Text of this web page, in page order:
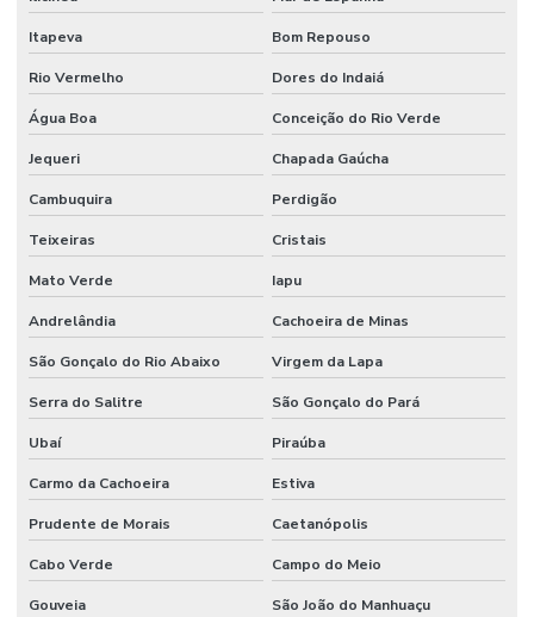
Itapeva Bom Repouso
Rio Vermelho Dores do Indaiá
Água Boa Conceição do Rio Verde
Jequeri Chapada Gaúcha
Cambuquira Perdigão
Teixeiras Cristais
Mato Verde Iapu
Andrelândia Cachoeira de Minas
São Gonçalo do Rio Abaixo Virgem da Lapa
Serra do Salitre São Gonçalo do Pará
Ubaí Piraúba
Carmo da Cachoeira Estiva
Prudente de Morais Caetanópolis
Cabo Verde Campo do Meio
Gouveia São João do Manhuaçu